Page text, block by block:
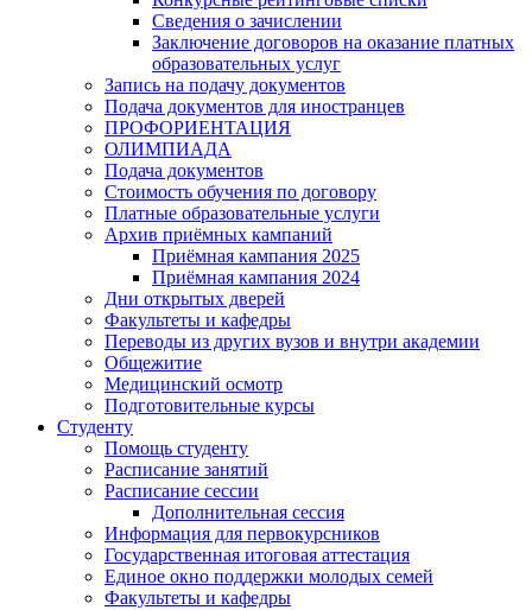
Сведения о зачислении
Заключение договоров на оказание платных
образовательных услуг
Запись на подачу документов
Подача документов для иностранцев
ПРОФОРИЕНТАЦИЯ
ОЛИМПИАДА
Подача документов
Стоимость обучения по договору
Платные образовательные услуги
Архив приёмных кампаний
Приёмная кампания 2025
Приёмная кампания 2024
Дни открытых дверей
Факультеты и кафедры
Переводы из других вузов и внутри академии
Общежитие
Медицинский осмотр
Подготовительные курсы
Студенту
Помощь студенту
Расписание занятий
Расписание сессии
Дополнительная сессия
Информация для первокурсников
Государственная итоговая аттестация
Единое окно поддержки молодых семей
Факультеты и кафедры